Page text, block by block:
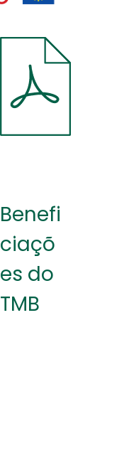
Benefi
ciaçõ
es do
TMB